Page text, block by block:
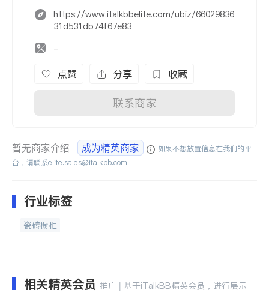
https://www.italkbbelite.com/ubiz/66029836
31d531db74f67e83
-
点赞 分享 收藏
联系商家
暂无商家介绍 成为精英商家
如果不想放置信息在我们的平
台，请联系elite.sales@italkbb.com
行业标签
瓷砖橱柜
相关精英会员 推广 | 基于iTalkBB精英会员，进行展示